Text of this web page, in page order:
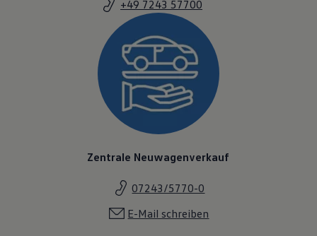
+49 7243 57700
Zentrale Neuwagenverkauf
07243/5770-0
E-Mail schreiben